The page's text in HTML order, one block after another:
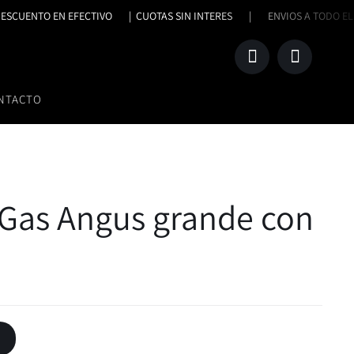
CUOTAS SIN INTERES | ENVIOS A
EN EFECTIVO |
Ñuke Bahia
Accesorios
Angus grande con